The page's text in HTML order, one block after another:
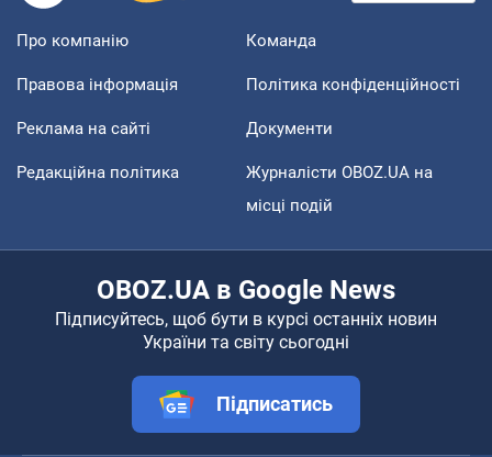
Про компанію Команда
Правова інформація Політика конфіденційності
Реклама на сайті Документи
Редакційна політика
Журналісти OBOZ.UA на
місці подій
OBOZ.UA в Google News
Підписуйтесь, щоб бути в курсі останніх новин
України та світу сьогодні
Підписатись